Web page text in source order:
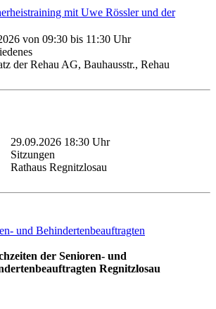
mit Uwe Rössler und der
von 09:30 bis 11:30 Uhr
der Rehau AG, Bauhausstr., Rehau
29.09.2026 18:30 Uhr
Sitzungen
Rathaus Regnitzlosau
und Behindertenbeauftragten
der Senioren- und
Regnitzlosau